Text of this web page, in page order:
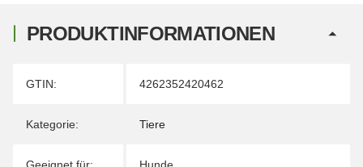
PRODUKTINFORMATIONEN
Produkteigenschaft
Wert
GTIN: 4262352420462
Kategorie: Tiere
Geeignet für: Hunde